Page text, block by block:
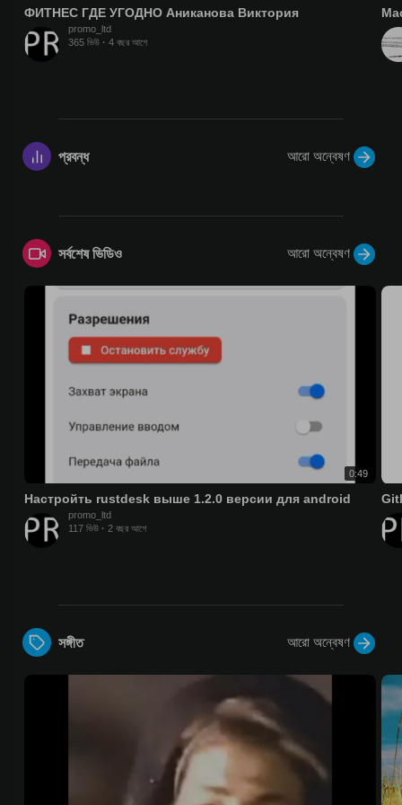
ФИТНЕС ГДЕ УГОДНО Аниканова Виктория
promo_ltd
365 ভিউ · 4 বছর আগে
প্রবন্ধ আরো অন্বেষণ
সর্বশেষ ভিডিও আরো অন্বেষণ
0:49
Настройть rustdesk выше 1.2.0 версии для android
promo_ltd
117 ভিউ · 2 বছর আগে
সঙ্গীত আরো অন্বেষণ